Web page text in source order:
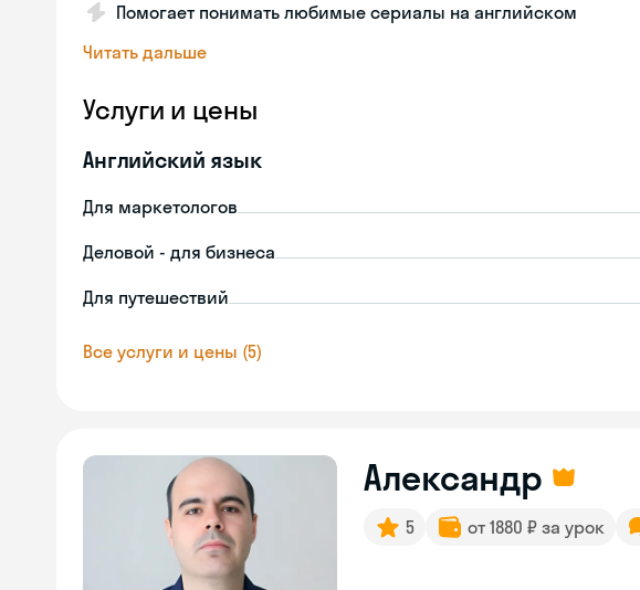
Помогает понимать любимые сериалы на английском
Читать дальше
Услуги и цены
Английский язык
Для маркетологов
Деловой - для бизнеса
Для путешествий
Все услуги и цены (5)
Александр
5 от 1880 ₽ за урок